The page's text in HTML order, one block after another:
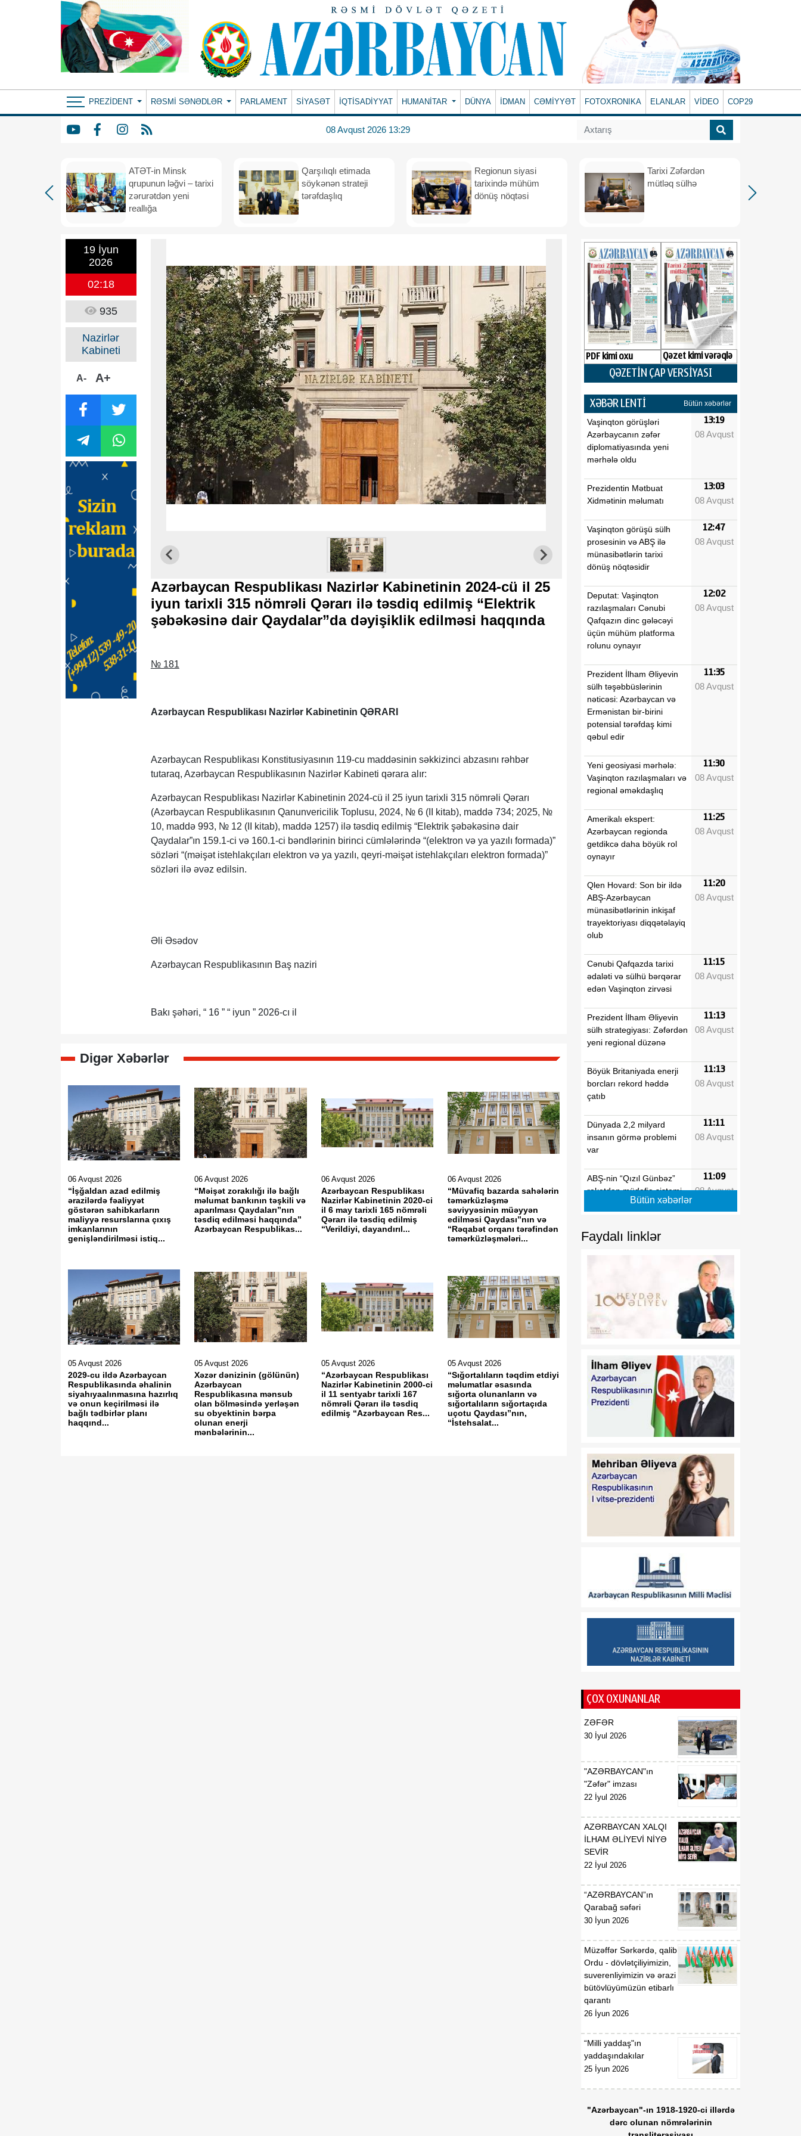
PREZIDENT RƏSMI SƏNƏDLƏR PARLAMENT SİYASƏT İQTİSADİYYAT HUMANITAR DÜNYA İDMAN CƏMİYYƏT FOTOXRONIKA ELANLAR VİDEO COP29
08 Avqust 2026 13:29
ATƏT-in Minsk
qrupunun ləğvi – tarixi
zərurətdən yeni
reallığa
Qarşılıqlı etimada
söykənən strateji
tərəfdaşlıq
Regionun siyasi
tarixində mühüm
dönüş nöqtəsi
Tarixi Zəfərdən
mütləq sülhə
19 İyun
2026
02:18
935
Nazirlər
Kabineti
A- A+
Azərbaycan Respublikası Nazirlər Kabinetinin 2024-cü il 25
iyun tarixli 315 nömrəli Qərarı ilə təsdiq edilmiş “Elektrik
şəbəkəsinə dair Qaydalar”da dəyişiklik edilməsi haqqında
№ 181
Azərbaycan Respublikası Nazirlər Kabinetinin QƏRARI
Azərbaycan Respublikası Konstitusiyasının 119-cu maddəsinin səkkizinci abzasını rəhbər
tutaraq, Azərbaycan Respublikasının Nazirlər Kabineti qərara alır:
Azərbaycan Respublikası Nazirlər Kabinetinin 2024-cü il 25 iyun tarixli 315 nömrəli Qərarı
(Azərbaycan Respublikasının Qanunvericilik Toplusu, 2024, № 6 (II kitab), maddə 734; 2025, №
10, maddə 993, № 12 (II kitab), maddə 1257) ilə təsdiq edilmiş “Elektrik şəbəkəsinə dair
Qaydalar”ın 159.1-ci və 160.1-ci bəndlərinin birinci cümlələrində “(elektron və ya yazılı formada)”
sözləri “(məişət istehlakçıları elektron və ya yazılı, qeyri-məişət istehlakçıları elektron formada)”
sözləri ilə əvəz edilsin.
Əli Əsədov
Azərbaycan Respublikasının Baş naziri
Bakı şəhəri, “ 16 ” “ iyun ” 2026-cı il
Digər Xəbərlər
06 Avqust 2026
“İşğaldan azad edilmiş
ərazilərdə fəaliyyət
göstərən sahibkarların
maliyyə resurslarına çıxış
imkanlarının
genişləndirilməsi istiq...
06 Avqust 2026
“Məişət zorakılığı ilə bağlı
məlumat bankının təşkili və
aparılması Qaydaları”nın
təsdiq edilməsi haqqında”
Azərbaycan Respublikas...
06 Avqust 2026
Azərbaycan Respublikası
Nazirlər Kabinetinin 2020-ci
il 6 may tarixli 165 nömrəli
Qərarı ilə təsdiq edilmiş
“Verildiyi, dayandırıl...
06 Avqust 2026
“Müvafiq bazarda sahələrin
təmərküzləşmə
səviyyəsinin müəyyən
edilməsi Qaydası”nın və
“Rəqabət orqanı tərəfindən
təmərküzləşmələri...
05 Avqust 2026
2029-cu ildə Azərbaycan
Respublikasında əhalinin
siyahıyaalınmasına hazırlıq
və onun keçirilməsi ilə
bağlı tədbirlər planı
haqqınd...
05 Avqust 2026
Xəzər dənizinin (gölünün)
Azərbaycan
Respublikasına mənsub
olan bölməsində yerləşən
su obyektinin bərpa
olunan enerji
mənbələrinin...
05 Avqust 2026
“Azərbaycan Respublikası
Nazirlər Kabinetinin 2000-ci
il 11 sentyabr tarixli 167
nömrəli Qərarı ilə təsdiq
edilmiş “Azərbaycan Res...
05 Avqust 2026
“Sığortalıların təqdim etdiyi
məlumatlar əsasında
sığorta olunanların və
sığortalıların sığortaçıda
uçotu Qaydası”nın,
“İstehsalat...
PDF kimi oxu Qəzet kimi vərəqlə
QƏZETİN ÇAP VERSİYASI
XƏBƏR LENTİ Bütün xəbərlər
Vaşinqton görüşləri
Azərbaycanın zəfər
diplomatiyasında yeni
mərhələ oldu
13:19
08 Avqust
Prezidentin Mətbuat
Xidmətinin məlumatı
13:03
08 Avqust
Vaşinqton görüşü sülh
prosesinin və ABŞ ilə
münasibətlərin tarixi
dönüş nöqtəsidir
12:47
08 Avqust
Deputat: Vaşinqton
razılaşmaları Cənubi
Qafqazın dinc gələcəyi
üçün mühüm platforma
rolunu oynayır
12:02
08 Avqust
Prezident İlham Əliyevin
sülh təşəbbüslərinin
nəticəsi: Azərbaycan və
Ermənistan bir-birini
potensial tərəfdaş kimi
qəbul edir
11:35
08 Avqust
Yeni geosiyasi mərhələ:
Vaşinqton razılaşmaları və
regional əməkdaşlıq
11:30
08 Avqust
Amerikalı ekspert:
Azərbaycan regionda
getdikcə daha böyük rol
oynayır
11:25
08 Avqust
Qlen Hovard: Son bir ildə
ABŞ-Azərbaycan
münasibətlərinin inkişaf
trayektoriyası diqqətəlayiq
olub
11:20
08 Avqust
Cənubi Qafqazda tarixi
ədaləti və sülhü bərqərar
edən Vaşinqton zirvəsi
11:15
08 Avqust
Prezident İlham Əliyevin
sülh strategiyası: Zəfərdən
yeni regional düzənə
11:13
08 Avqust
Böyük Britaniyada enerji
borcları rekord həddə
çatıb
11:13
08 Avqust
Dünyada 2,2 milyard
insanın görmə problemi
var
11:11
08 Avqust
ABŞ-nin “Qızıl Günbəz”
raketdən müdafiə sistemi
sınaq mərhələsinə qədəm
11:09
08 Avqust
Azərbaycan-Amerika
əlaqələrinin inkişafında
08 Avqust
Azərbaycan-ABŞ
münasibətlərində uğurlu
səhifə açılıb
11:03
08 Avqust
08 Avqust
Türk birliyi: tarixi
yaddaşdan yeni geosiyasi
gücə doğru
08:20
08 Avqust
Vaşinqton Zirvəsindən bir
yeni geosiyasi nizamı və
Azərbaycanın strateji
liderliyi
Azərbaycanın yeni dövlət
davranış modeli: müdafiə
diplomatiyasından strateji
08:00
08 Avqust
N.Z.Nağdəliyevin
Azərbaycan
Respublikasında
fövqəladə və səlahiyyətli
səfiri təyin edilməsi
haqqında
08 Avqust
Azərbaycan
Respublikasının Estoniya
Respublikasında
fövqəladə və səlahiyyətli
Bütün xəbərlər
Faydalı linklər
ÇOX OXUNANLAR
ZƏFƏR
30 İyul 2026
"AZƏRBAYCAN"ın
"Zəfər" imzası
22 İyul 2026
AZƏRBAYCAN XALQI
İLHAM ƏLİYEVİ NİYƏ
SEVİR
22 İyul 2026
“AZƏRBAYCAN”ın
Qarabağ səfəri
30 İyun 2026
Müzəffər Sərkərdə, qalib
Ordu - dövlətçiliyimizin,
suverenliyimizin və ərazi
bütövlüyümüzün etibarlı
qarantı
26 İyun 2026
“Milli yaddaş"ın
yaddaşındakılar
25 İyun 2026
"Azərbaycan"-ın 1918-1920-ci illərdə
dərc olunan nömrələrinin